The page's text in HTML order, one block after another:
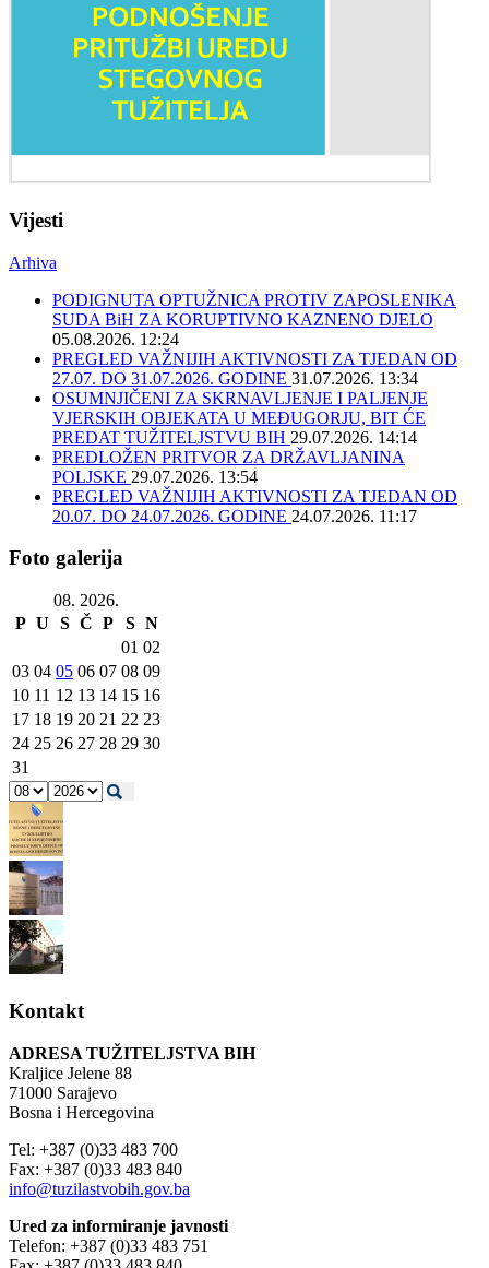
Vijesti
Arhiva
PODIGNUTA OPTUŽNICA PROTIV ZAPOSLENIKA
SUDA BiH ZA KORUPTIVNO KAZNENO DJELO
05.08.2026. 12:24
PREGLED VAŽNIJIH AKTIVNOSTI ZA TJEDAN OD
27.07. DO 31.07.2026. GODINE 31.07.2026. 13:34
OSUMNJIČENI ZA SKRNAVLJENJE I PALJENJE
VJERSKIH OBJEKATA U MEĐUGORJU, BIT ĆE
PREDAT TUŽITELJSTVU BIH 29.07.2026. 14:14
PREDLOŽEN PRITVOR ZA DRŽAVLJANINA
POLJSKE 29.07.2026. 13:54
PREGLED VAŽNIJIH AKTIVNOSTI ZA TJEDAN OD
20.07. DO 24.07.2026. GODINE 24.07.2026. 11:17
Foto galerija
08. 2026.
P U S Č P S N
01 02
03 04 05 06 07 08 09
10 11 12 13 14 15 16
17 18 19 20 21 22 23
24 25 26 27 28 29 30
31
Kontakt
ADRESA TUŽITELJSTVA BIH
Kraljice Jelene 88
71000 Sarajevo
Bosna i Hercegovina
Tel: +387 (0)33 483 700
Fax: +387 (0)33 483 840
info@tuzilastvobih.gov.ba
Ured za informiranje javnosti
Telefon: +387 (0)33 483 751